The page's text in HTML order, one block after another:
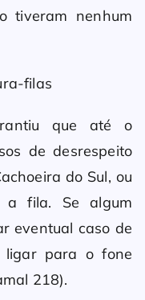
tiveram nenhum
filas
que até o
de desrespeito
do Sul, ou
a fila. Se algum
eventual caso de
ligar para o fone
218).